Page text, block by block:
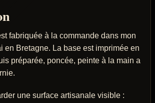
fabriquée à la commande dans mon
en Bretagne. La base est imprimée en
préparée, poncée, peinte à la main a
une surface artisanale visible :